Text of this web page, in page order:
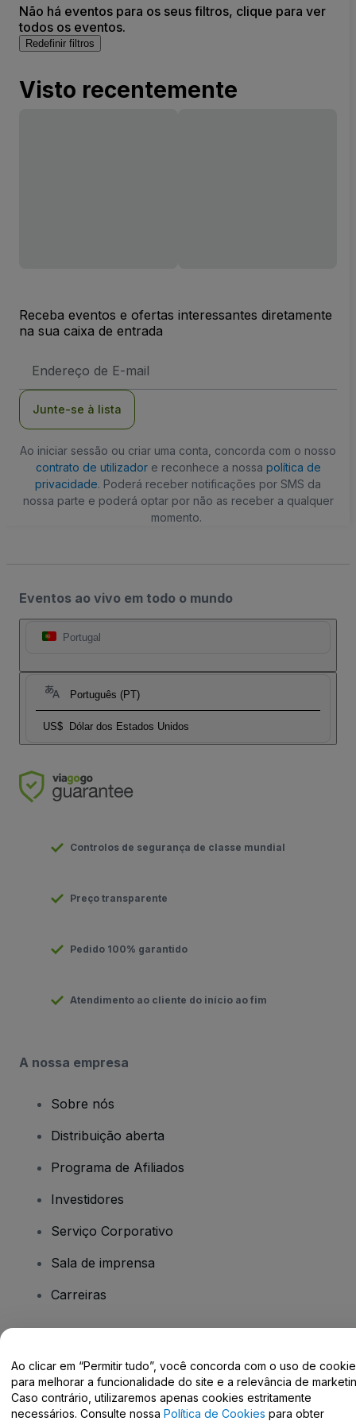
Não há eventos para os seus filtros, clique para ver
todos os eventos.
Redefinir filtros
Visto recentemente
Receba eventos e ofertas interessantes diretamente
na sua caixa de entrada
de
Junte-se à lista
Ao iniciar sessão ou criar uma conta, concorda com o nosso
contrato de utilizadore reconhece a nossa política de
privacidade. Poderá receber notificações por SMS da
nossa parte e poderá optar por não as receber a qualquer
momento.
Eventos ao vivo em todo o mundo
Portugal
Português (PT)
US$ Dólar dos Estados Unidos
Controlos de segurança de classe mundial
Preço transparente
Pedido 100% garantido
Atendimento ao cliente do início ao fim
A nossa empresa
Sobre nós
Distribuição aberta
Programa de Afiliados
Investidores
Serviço Corporativo
Sala de imprensa
Carreiras
Centro de Ajuda / Fale Conosco
Ao clicar em “Permitir tudo”, você concorda com o uso de
para melhorar a funcionalidade do site e a relevância de
Caso contrário, utilizaremos apenas cookies estritamente
necessários. Consulte nossa Política de Cookies para obter